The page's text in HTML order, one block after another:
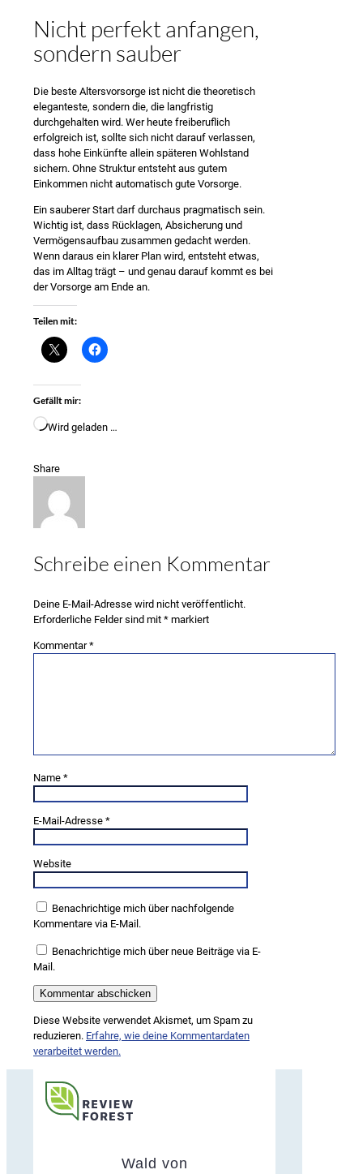
Nicht perfekt anfangen,
sondern sauber
Die beste Altersvorsorge ist nicht die theoretisch
eleganteste, sondern die, die langfristig
durchgehalten wird. Wer heute freiberuflich
erfolgreich ist, sollte sich nicht darauf verlassen,
dass hohe Einkünfte allein späteren Wohlstand
sichern. Ohne Struktur entsteht aus gutem
Einkommen nicht automatisch gute Vorsorge.
Ein sauberer Start darf durchaus pragmatisch sein.
Wichtig ist, dass Rücklagen, Absicherung und
Vermögensaufbau zusammen gedacht werden.
Wenn daraus ein klarer Plan wird, entsteht etwas,
das im Alltag trägt – und genau darauf kommt es bei
der Vorsorge am Ende an.
Teilen mit:
Gefällt mir:
Wird geladen …
Share
Schreibe einen Kommentar
Deine E-Mail-Adresse wird nicht veröffentlicht.
Erforderliche Felder sind mit * markiert
Kommentar*
Name *
E-Mail-Adresse *
Website
Benachrichtige mich über nachfolgende
Kommentare via E-Mail.
Benachrichtige mich über neue Beiträge via E-
Mail.
Diese Website verwendet Akismet, um Spam zu
reduzieren. Erfahre, wie deine Kommentardaten
verarbeitet werden.
Wald von